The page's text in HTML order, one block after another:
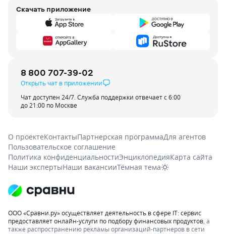
Скачать приложение
8 800 707-39-02
Открыть чат в приложении
Чат доступен 24/7. Служба поддержки отвечает с 6:00
до 21:00 по Москве
О проектеКонтактыПартнерская программаДля агентов
Пользовательское соглашение
Политика конфиденциальностиЭнциклопедияКарта сайта
Наши экспертыНаши вакансииТёмная тема
ООО «Сравни.ру» осуществляет деятельность в сфере IT: сервис
предоставляет онлайн-услуги по подбору финансовых продуктов , а
также распространению рекламы организаций-партнеров в сети